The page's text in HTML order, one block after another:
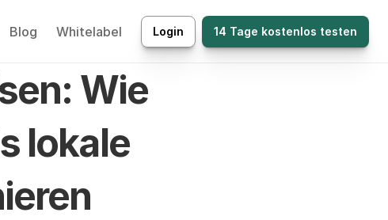
Blog Whitelabel Login 14 Tage kostenlos testen
Wie
lokale